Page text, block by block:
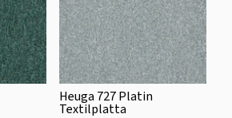
Heuga 727 Platin
Textilplatta